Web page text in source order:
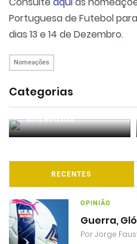
Portuguesa de Futebol
dias 13 e 14 de Dezembro.
Nomeações
Categorias
Entrevistas
RECENTES
OPINIÃO
Guerra,
PorJorge